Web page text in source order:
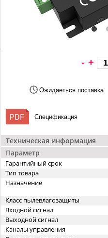
Техническая информация
Параметр
Гарантийный срок
Тип товара
Назначение
Класс пылевлагозащиты
Входной сигнал
Выходной сигнал
Каналы управления
- +
Ожидаеться поставка
Спецификация